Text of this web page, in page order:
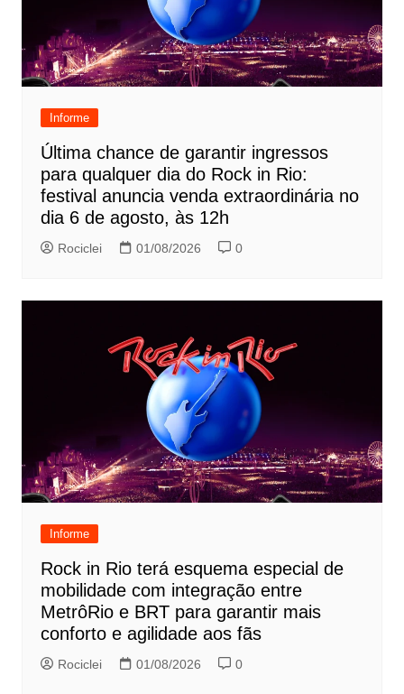
Informe
Última chance de garantir ingressos
para qualquer dia do Rock in Rio:
festival anuncia venda extraordinária no
dia 6 de agosto, às 12h
Rociclei 01/08/2026 0
Informe
Rock in Rio terá esquema especial de
mobilidade com integração entre
MetrôRio e BRT para garantir mais
conforto e agilidade aos fãs
Rociclei 01/08/2026 0